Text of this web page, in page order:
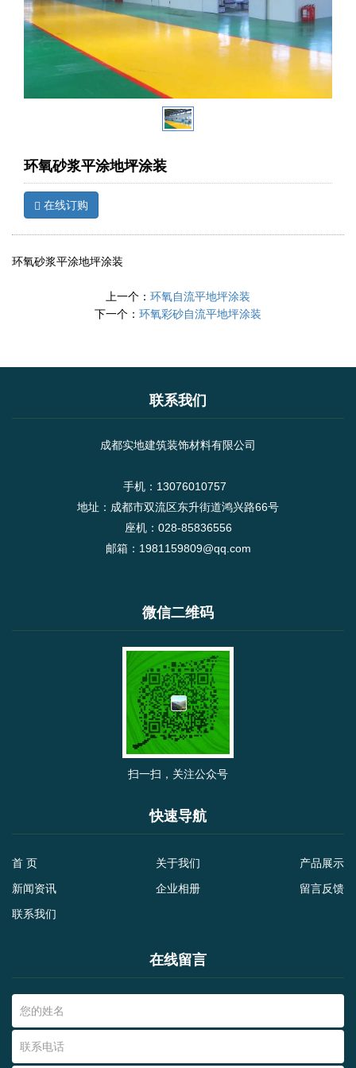
环氧砂浆平涂地坪涂装
在线订购
环氧砂浆平涂地坪涂装
上一个： 环氧自流平地坪涂装
下一个： 环氧彩砂自流平地坪涂装
联系我们
成都实地建筑装饰材料有限公司
手机：13076010757
地址：成都市双流区东升街道鸿兴路66号
座机：028-85836556
邮箱：1981159809@qq.com
微信二维码
扫一扫，关注公众号
快速导航
首 页 关于我们
产品展示
新闻资讯
企业相册
留言反馈
联系我们
在线留言